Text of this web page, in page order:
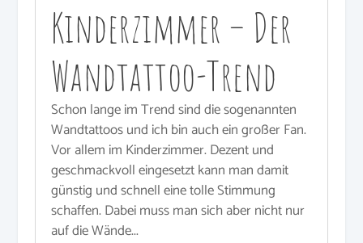
Kinderzimmer – Der
Wandtattoo-Trend
Schon lange im Trend sind die sogenannten
Wandtattoos und ich bin auch ein großer Fan.
Vor allem im Kinderzimmer. Dezent und
geschmackvoll eingesetzt kann man damit
günstig und schnell eine tolle Stimmung
schaffen. Dabei muss man sich aber nicht nur
auf die Wände...